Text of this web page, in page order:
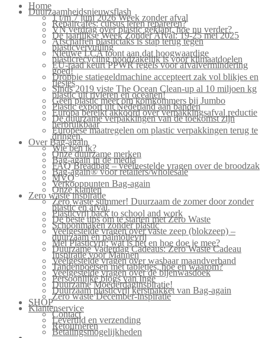
Home
Duurzaamheidsnieuwsflash
1 t/m 7 juni 2026 Week zonder afval
Repaircafés: cursus leren repareren?
VN verdrag over plastic geklapt, hoe nu verder?
De jaarlijkse Week Zonder Afval: 19-25 mei 2025
Afschaffen plastictaks is stap terug tegen
plasticvervuiling
Nieuwe LCA toont aan dat hoogwaardige
plasticrecycling noodzakelijk is voor klimaatdoelen
EU-raad keurt PPWR regels voor afvalvermindering
goed!
Droppie statiegeldmachine accepteert zak vol blikjes en
flesjes
Sinds 2019 viste The Ocean Clean-up al 10 miljoen kg
plastic uit rivieren en oceanen!
Geen plastic meer om komkommers bij Jumbo
Plastic export uit Nederland aan banden
Europa bereikt akkoord over verpakkingsafval reductie
De duurzame verpakkingen van de toekomst zijn
herbruikbaar
Europese maatregelen om plastic verpakkingen terug te
dringen.
Over Bag-again
Wie ben ik?
Onze duurzame merken
Bag-again in de media
FAQ Breadbag – veelgestelde vragen over de broodzak
Bag-again® voor retailers/wholesale
MVO
Verkooppunten Bag-again
Onze klanten
Zero waste inspiratie
Zero waste summer! Duurzaam de zomer door zonder
plastic en afval.
Plasticvrij back to school and work
De beste tips om te starten met Zero Waste
Schoonmaken zonder plastic
Veelgestelde vragen over vaste zeep (blokzeep) –
duurzaam en palmolievrij
Mei Plasticvrij: wat is het en hoe doe je mee?
Duurzame Vaderdag Cadeaus: Zero Waste Cadeau
Inspiratie voor Mannen
Veelgestelde vragen over wasbaar maandverband
Tandenpoetsen met tabletjes, hoe en waarom?
Veelgestelde vragen over de bijenwasdoek
Persoonlijke blogs van Inge
Duurzame Moederdaginspiratie!
Duurzaam plasticvrij kerstpakket van Bag-again
Zero waste December-inspiratie
SHOP
Klantenservice
Contact
Levertijd en verzending
Retourneren
Betalingsmogelijkheden